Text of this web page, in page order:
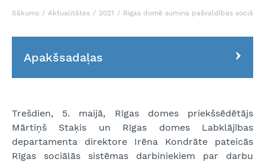
Sākums Aktualitātes 2021 Rīgas domē sumina pašvaldības
Apakšsadaļas
Trešdien, 5. maijā, Rīgas domes priekšsēdētājs
Mārtiņš Staķis un Rīgas domes Labklājības
departamenta direktore Irēna Kondrāte pateicās
Rīgas sociālās sistēmas darbiniekiem par darbu